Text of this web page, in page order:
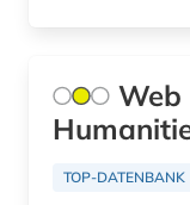
Web
TOP-DATENBANK